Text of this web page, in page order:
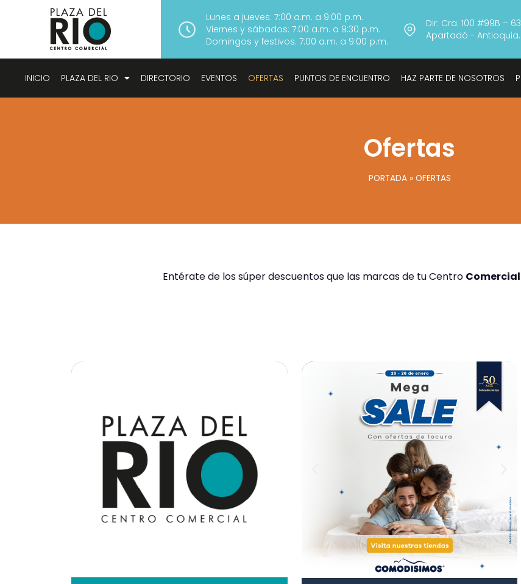
Lunes a jueves: 7:00 a.m. a 9:00 p.m.
Viernes y sábados: 7:00 a.m. a 9:30 p.m.
Domingos y festivos: 7:00 a.m. a 9:00 p.m.
Dir: Cra. 100 #99B –
Apartadó - Antioquia.
INICIO PLAZA DEL RIO DIRECTORIO EVENTOS OFERTAS PUNTOS DE ENCUENTRO HAZ PARTE DE NOSOTROS
Ofertas
PORTADA» OFERTAS
Entérate de los súper descuentos que las marcas de tu Centro Comercial